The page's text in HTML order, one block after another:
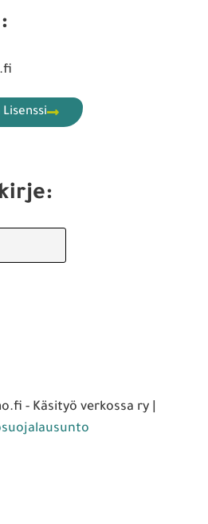
- Käsityö verkossa ry |